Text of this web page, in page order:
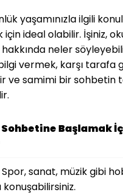
yaşamınızla ilgili
ideal olabilir. İşiniz,
neler
vermek, karşı tarafa
ve samimi bir sohbetin
Başlamak
Spor, sanat, müzik gibi
konuşabilirsiniz.